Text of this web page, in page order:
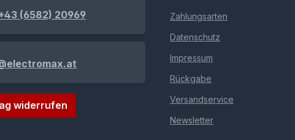
(6582) 20969
widerrufen
Zahlungsarten
Datenschutz
Impressum
Rückgabe
Versandservice
Newsletter